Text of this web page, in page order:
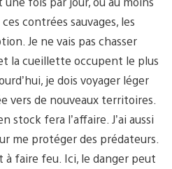
contrées sauvages, les
Je ne vais pas chasser
la cueillette occupent le plus
je dois voyager léger
vers de nouveaux territoires.
stock fera l’affaire. J’ai aussi
me protéger des prédateurs.
faire feu. Ici, le danger peut